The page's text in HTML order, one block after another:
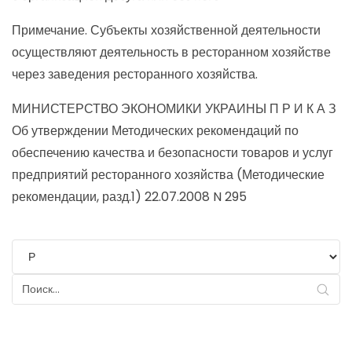
Примечание. Субъекты хозяйственной деятельности
осуществляют деятельность в ресторанном хозяйстве
через заведения ресторанного хозяйства.
МИНИСТЕРСТВО ЭКОНОМИКИ УКРАИНЫ П Р И К А З
Об утверждении Методических рекомендаций по
обеспечению качества и безопасности товаров и услуг
предприятий ресторанного хозяйства (Методические
рекомендации, разд.1) 22.07.2008 N 295